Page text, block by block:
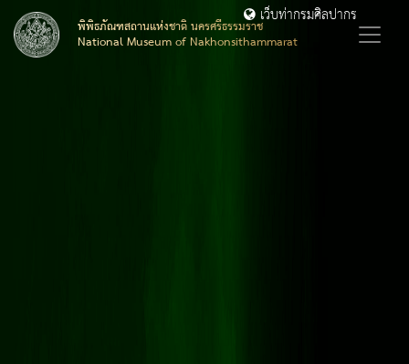
พิพิธภัณฑสถานแห่งชาติ นครศรีธรรมราช
National Museum of Nakhonsithammarat
เว็บท่ากรมศิลปากร